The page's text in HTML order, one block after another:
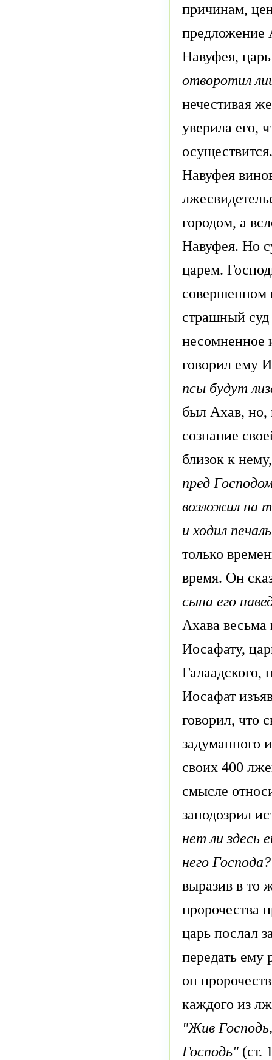
причинам,
предложение
Навуфея,
отворотил
нечестивая
уверила его,
Навуфея
городом, а
Навуфея. Но
царем.
совершенном
страшный
несомненное
говорил ему
псы будут
был Ахав, но,
сознание
близок к
пред
возложил на
и ходил
только
время. Он
сына его
Ахава
Иосафату,
Галаадского,
Иосафат
говорил, что
задуманного
своих 400
смысле
заподозрил
нет ли здесь
него Господа?
выразив в то
пророчества
царь послал
передать ему
он
каждого из
"Жив Господь,
Господь" (ст.